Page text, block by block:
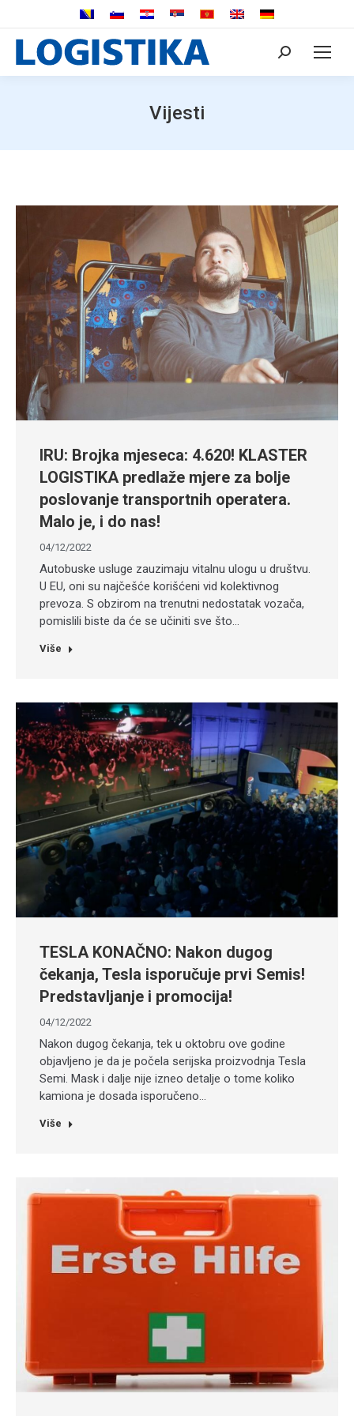
Search:
Vijesti
IRU: Brojka mjeseca: 4.620! KLASTER
LOGISTIKA predlaže mjere za bolje
poslovanje transportnih operatera.
Malo je, i do nas!
04/12/2022
Autobuske usluge zauzimaju vitalnu ulogu u društvu.
U EU, oni su najčešće korišćeni vid kolektivnog
prevoza. S obzirom na trenutni nedostatak vozača,
pomislili biste da će se učiniti sve što…
Više
TESLA KONAČNO: Nakon dugog
čekanja, Tesla isporučuje prvi Semis!
Predstavljanje i promocija!
04/12/2022
Nakon dugog čekanja, tek u oktobru ove godine
objavljeno je da je počela serijska proizvodnja Tesla
Semi. Mask i dalje nije izneo detalje o tome koliko
kamiona je dosada isporučeno…
Više